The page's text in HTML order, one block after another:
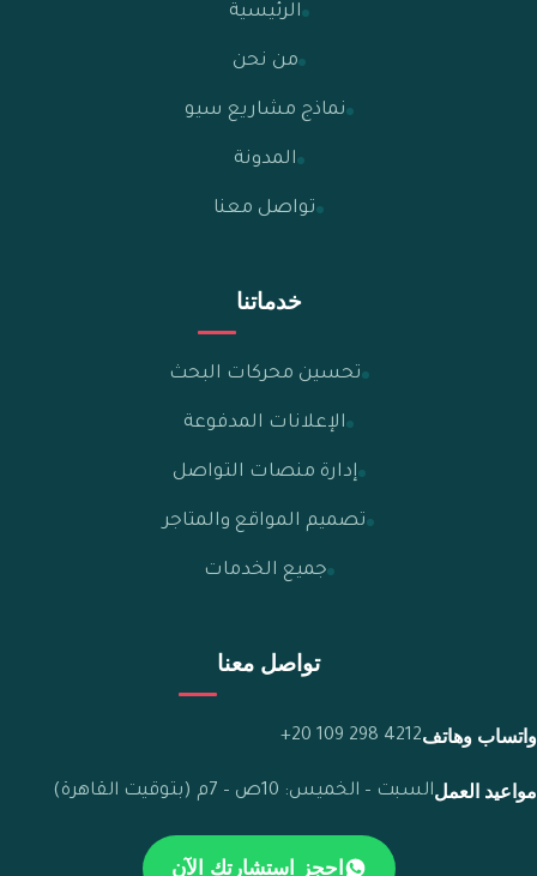
الرئيسية
من نحن
نماذج مشاريع سيو
المدونة
تواصل معنا
خدماتنا
تحسين محركات البحث
الإعلانات المدفوعة
إدارة منصات التواصل
تصميم المواقع والمتاجر
جميع الخدمات
تواصل معنا
واتساب وهاتف+20 109 298 4212
مواعيد العملالسبت – الخميس: 10ص – 7م (بتوقيت القاهرة)
احجز استشارتك الآن